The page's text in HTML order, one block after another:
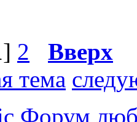
] 2
Вверх
тема
Форум